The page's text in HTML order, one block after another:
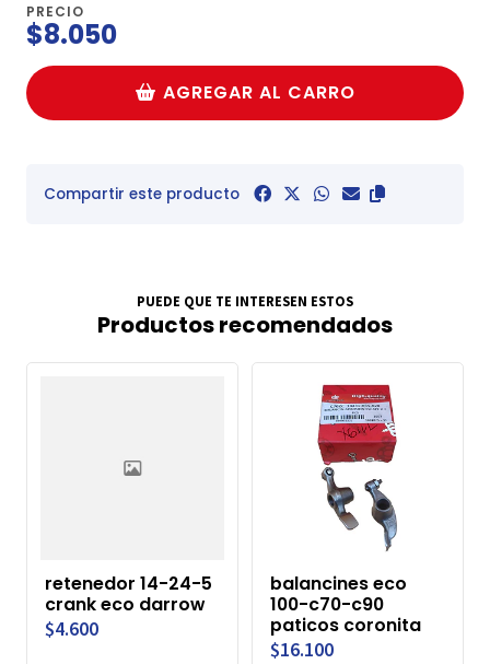
PRECIO
$8.050
AGREGAR AL CARRO
Compartir este producto
PUEDE QUE TE INTERESEN ESTOS
Productos recomendados
retenedor 14-24-5
crank eco darrow
$4.600
balancines eco
100-c70-c90
paticos coronita
$16.100